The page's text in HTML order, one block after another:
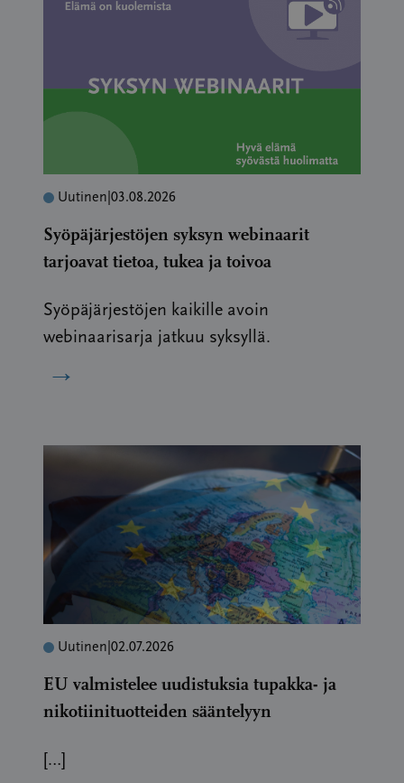
Uutinen 03.08.2026
Syöpäjärjestöjen syksyn webinaarit
tarjoavat tietoa, tukea ja toivoa
Syöpäjärjestöjen kaikille avoin
webinaarisarja jatkuu syksyllä.
→
Uutinen 02.07.2026
EU valmistelee uudistuksia tupakka- ja
nikotiinituotteiden sääntelyyn
[…]